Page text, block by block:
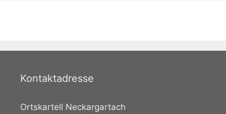
Kontaktadresse
Ortskartell Neckargartach